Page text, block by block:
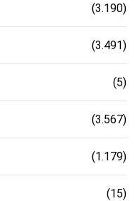
(3.190)
(3.491)
(5)
(3.567)
(1.179)
(15)